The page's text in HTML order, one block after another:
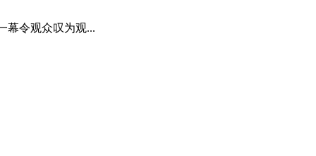
幕令观众叹为观...